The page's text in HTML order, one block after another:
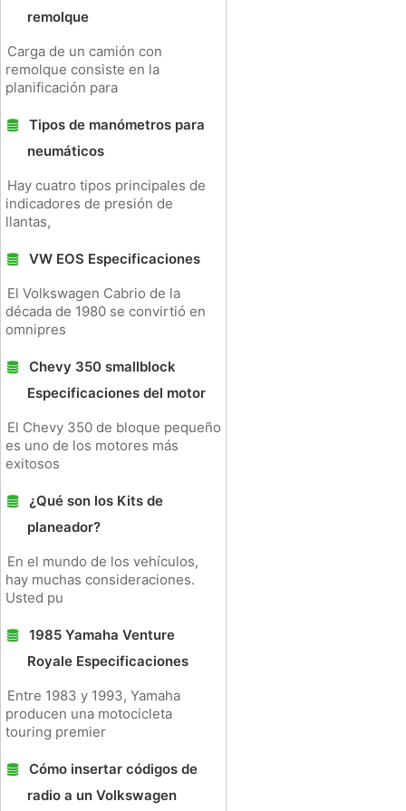
remolque
Carga de un camión con
remolque consiste en la
planificación para
Tipos de manómetros para
neumáticos
Hay cuatro tipos principales de
indicadores de presión de
llantas,
VW EOS Especificaciones
El Volkswagen Cabrio de la
década de 1980 se convirtió en
omnipres
Chevy 350 smallblock
Especificaciones del motor
El Chevy 350 de bloque pequeño
es uno de los motores más
exitosos
¿Qué son los Kits de
planeador?
En el mundo de los vehículos,
hay muchas consideraciones.
Usted pu
1985 Yamaha Venture
Royale Especificaciones
Entre 1983 y 1993, Yamaha
producen una motocicleta
touring premier
Cómo insertar códigos de
radio a un Volkswagen